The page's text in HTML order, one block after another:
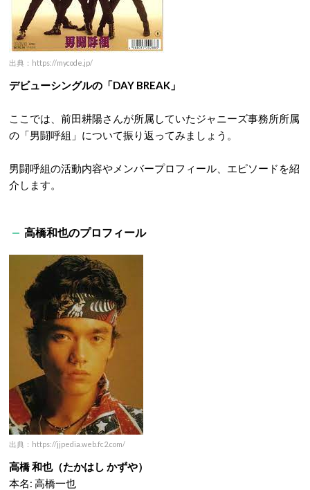
出典：https://mycode.jp/
デビューシングルの「DAY BREAK」
ここでは、前田耕陽さんが所属していたジャニーズ事務所所属
の「男闘呼組」について振り返ってみましょう。
男闘呼組の活動内容やメンバープロフィール、エピソードを紹
介します。
高橋和也のプロフィール
出典：https://jjpedia.web.fc2.com/
高橋 和也（たかはし かずや）
本名: 高橋一也